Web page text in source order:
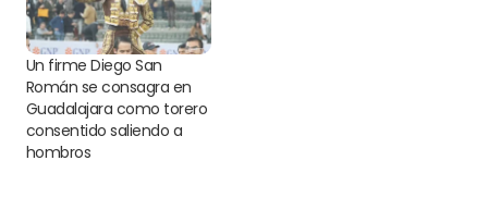
Un firme Diego San
Román se consagra en
Guadalajara como torero
consentido saliendo a
hombros